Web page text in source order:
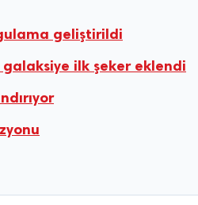
geliştirildi
ilk şeker eklendi